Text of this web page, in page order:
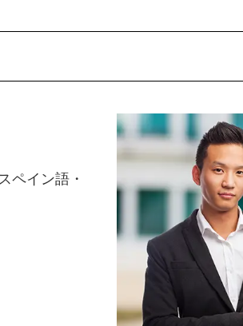
ペイン語・